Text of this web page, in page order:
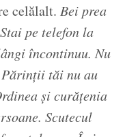
celălalt. Bei prea
pe telefon la
încontinuu. Nu
Părinții tăi nu au
și curățenia
Scutecul